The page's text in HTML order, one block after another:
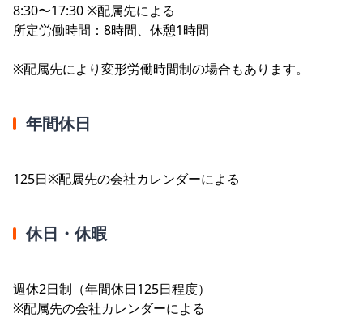
8:30〜17:30 ※配属先による
所定労働時間：8時間、休憩1時間
※配属先により変形労働時間制の場合もあります。
年間休日
125日※配属先の会社カレンダーによる
休日・休暇
週休2日制（年間休日125日程度）
※配属先の会社カレンダーによる